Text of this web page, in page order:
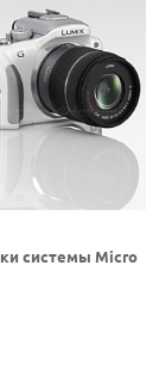
системы Micro